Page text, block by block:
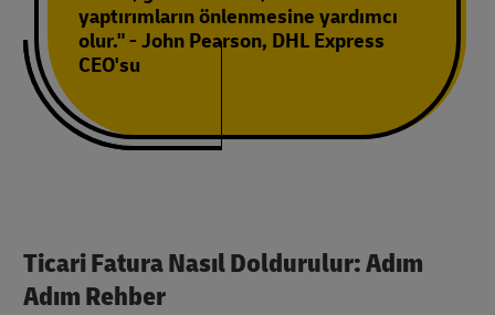
yaptırımların önlenmesine yardımcı
olur." - John Pearson, DHL Express
CEO'su
Ticari Fatura Nasıl Doldurulur: Adım
Adım Rehber